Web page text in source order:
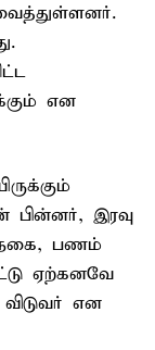
என
இரவு
நகை, பணம்
ஏற்கனவே
விடுவர் என